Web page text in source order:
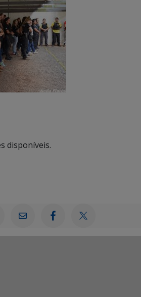
disponíveis.